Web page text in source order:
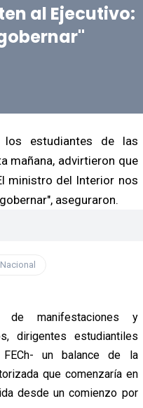
al Ejecutivo:
los estudiantes de las
mañana, advirtieron que
ministro del Interior nos
aseguraron.
Nacional
manifestaciones y
dirigentes estudiantiles
un balance de la
que comenzaría en
desde un comienzo por